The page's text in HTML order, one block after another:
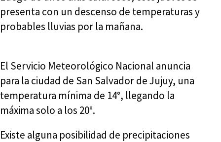
presenta con un descenso de temperaturas y
probables lluvias por la mañana.
El Servicio Meteorológico Nacional anuncia
para la ciudad de San Salvador de Jujuy, una
temperatura mínima de 14°, llegando la
máxima solo a los 20°.
Existe alguna posibilidad de precipitaciones